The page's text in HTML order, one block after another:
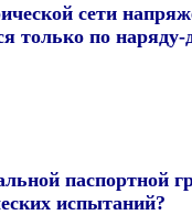
сети
только по наряду-
паспортной
испытаний?